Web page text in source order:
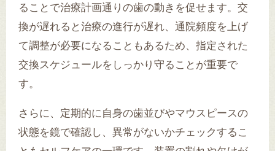
ることで治療計画通りの歯の動きを促せます。交
換が遅れると治療の進行が遅れ、通院頻度を上げ
て調整が必要になることもあるため、指定された
交換スケジュールをしっかり守ることが重要で
す。
さらに、定期的に自身の歯並びやマウスピースの
状態を鏡で確認し、異常がないかチェックするこ